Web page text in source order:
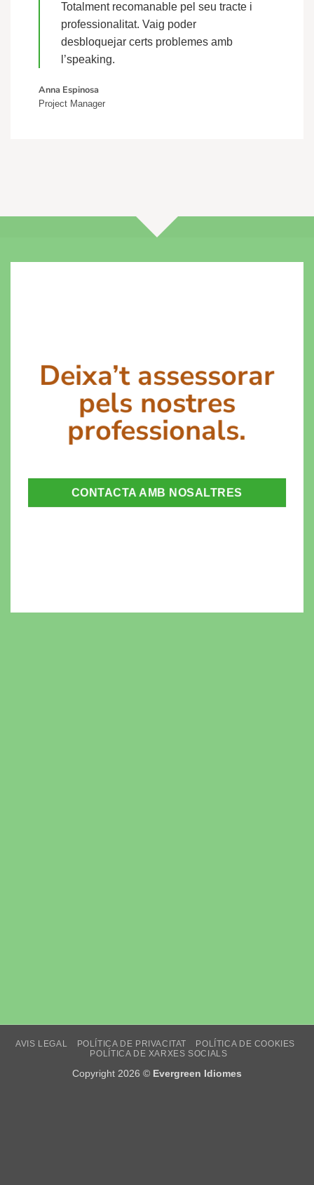
Totalment recomanable pel seu tracte i
professionalitat. Vaig poder
desbloquejar certs problemes amb
l’speaking.
Anna Espinosa
Project Manager
Deixa’t assessorar
pels nostres
professionals.
CONTACTA AMB NOSALTRES
AVIS LEGAL POLÍTICA DE PRIVACITAT
POLÍTICA DE COOKIES
POLÍTICA DE XARXES SOCIALS
Copyright 2026 © Evergreen Idiomes